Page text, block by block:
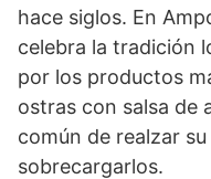
hace siglos. En
celebra la tradición
por los productos
ostras con salsa de
común de realzar
sobrecargarlos.